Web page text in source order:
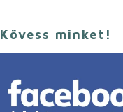
Kövess minket!